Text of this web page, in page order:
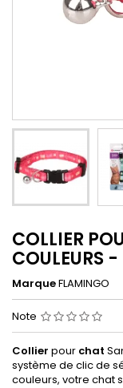
COLLIER
COULEURS
MarqueFLAMINGO
Note
Collier pour chat
système de clic de
couleurs, votre chat